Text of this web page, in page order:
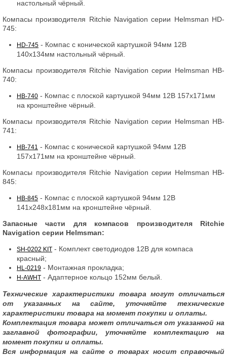
настольный чёрный.
Компасы производителя Ritchie Navigation серии Helmsman HD-
745:
HD-745 - Компас с конической картушкой 94мм 12В
140x134мм настольный чёрный.
Компасы производителя Ritchie Navigation серии Helmsman HB-
740:
HB-740 - Компас с плоской картушкой 94мм 12В 157x171мм
на кронштейне чёрный.
Компасы производителя Ritchie Navigation серии Helmsman HB-
741:
HB-741 - Компас с конической картушкой 94мм 12В
157x171мм на кронштейне чёрный.
Компасы производителя Ritchie Navigation серии Helmsman HB-
845:
HB-845 - Компас с плоской картушкой 94мм 12В
141x248x181мм на кронштейне чёрный.
Запасные части для компасов производителя Ritchie
Navigation серии Helmsman:
SH-0202 KIT - Комплект светодиодов 12В для компаса
красный;
HL-0219 - Монтажная прокладка;
H-AWHT - Адаптерное кольцо 152мм белый.
Технические характеристики товара могут отличаться
от указанных на сайте, уточняйте технические
характеристики товара на момент покупки и оплаты.
Комплектация товара может отличаться от указанной на
заглавной фотографии, уточняйте комплектацию на
момент покупки и оплаты.
Вся информация на сайте о товарах носит справочный